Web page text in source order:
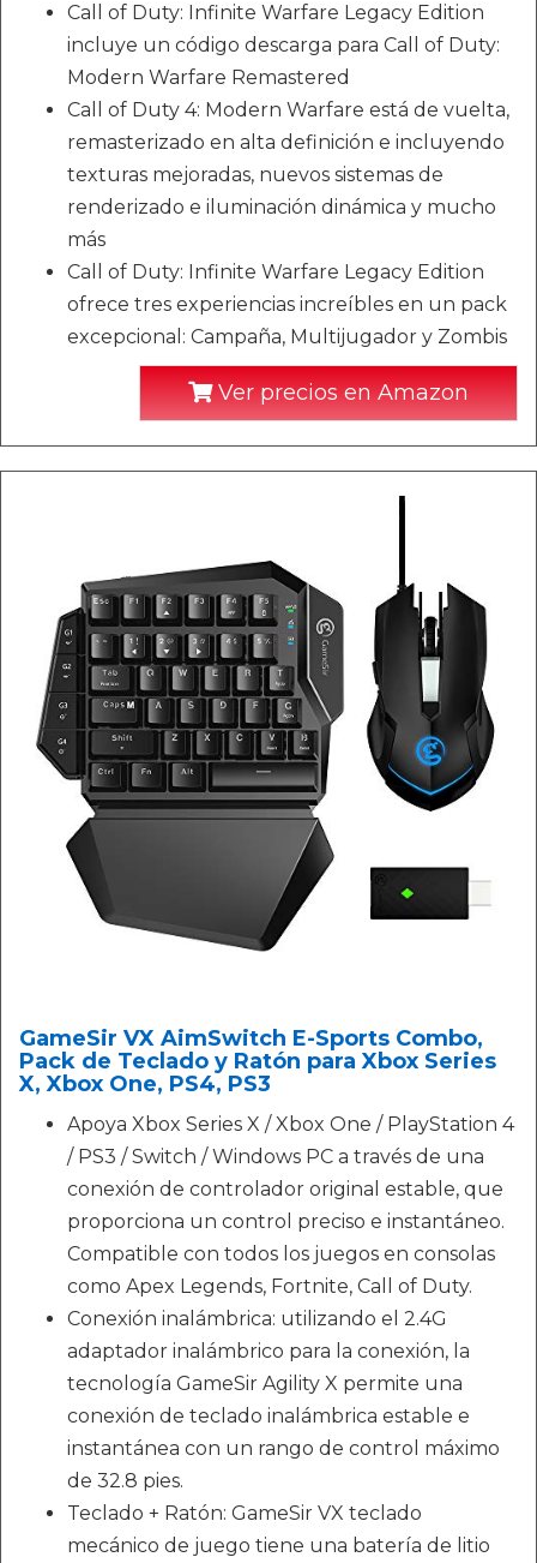
Call of Duty: Infinite Warfare Legacy Edition
incluye un código descarga para Call of Duty:
Modern Warfare Remastered
Call of Duty 4: Modern Warfare está de vuelta,
remasterizado en alta definición e incluyendo
texturas mejoradas, nuevos sistemas de
renderizado e iluminación dinámica y mucho
más
Call of Duty: Infinite Warfare Legacy Edition
ofrece tres experiencias increíbles en un pack
excepcional: Campaña, Multijugador y Zombis
Ver precios en Amazon
GameSir VX AimSwitch E-Sports Combo,
Pack de Teclado y Ratón para Xbox Series
X, Xbox One, PS4, PS3
Apoya Xbox Series X / Xbox One / PlayStation 4
/ PS3 / Switch / Windows PC a través de una
conexión de controlador original estable, que
proporciona un control preciso e instantáneo.
Compatible con todos los juegos en consolas
como Apex Legends, Fortnite, Call of Duty.
Conexión inalámbrica: utilizando el 2.4G
adaptador inalámbrico para la conexión, la
tecnología GameSir Agility X permite una
conexión de teclado inalámbrica estable e
instantánea con un rango de control máximo
de 32.8 pies.
Teclado + Ratón: GameSir VX teclado
mecánico de juego tiene una batería de litio